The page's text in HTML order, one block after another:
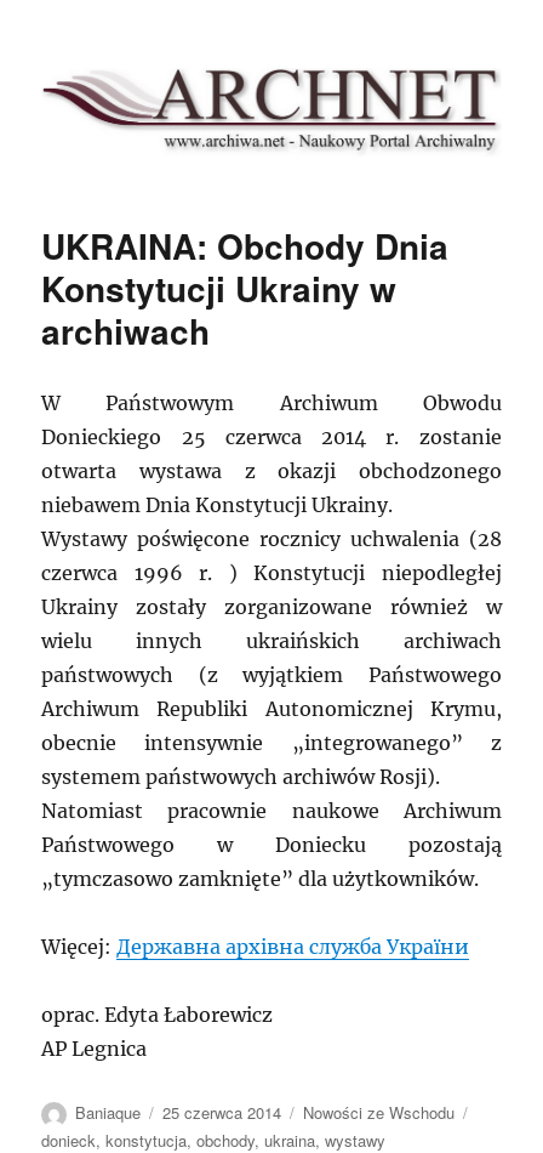
Archnet
UKRAINA: Obchody Dnia
Konstytucji Ukrainy w
archiwach
W Państwowym Archiwum Obwodu
Donieckiego 25 czerwca 2014 r. zostanie
otwarta wystawa z okazji obchodzonego
niebawem Dnia Konstytucji Ukrainy.
Wystawy poświęcone rocznicy uchwalenia (28
czerwca 1996 r. ) Konstytucji niepodległej
Ukrainy zostały zorganizowane również w
wielu innych ukraińskich archiwach
państwowych (z wyjątkiem Państwowego
Archiwum Republiki Autonomicznej Krymu,
obecnie intensywnie „integrowanego” z
systemem państwowych archiwów Rosji).
Natomiast pracownie naukowe Archiwum
Państwowego w Doniecku pozostają
„tymczasowo zamknięte” dla użytkowników.
Więcej:Державна архівна служба України
oprac. Edyta Łaborewicz
AP Legnica
Autor
Baniaque
Data
publikacji
25 czerwca 2014 Kategorie
Nowości ze Wschodu
donieck,konstytucja,obchody, ukraina,wystawy